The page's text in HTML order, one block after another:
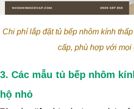
Chi phí lắp đặt tủ bếp nhôm kính
cấp, phù hợp với mọi
3. Các mẫu tủ bếp nhôm
hộ nhỏ